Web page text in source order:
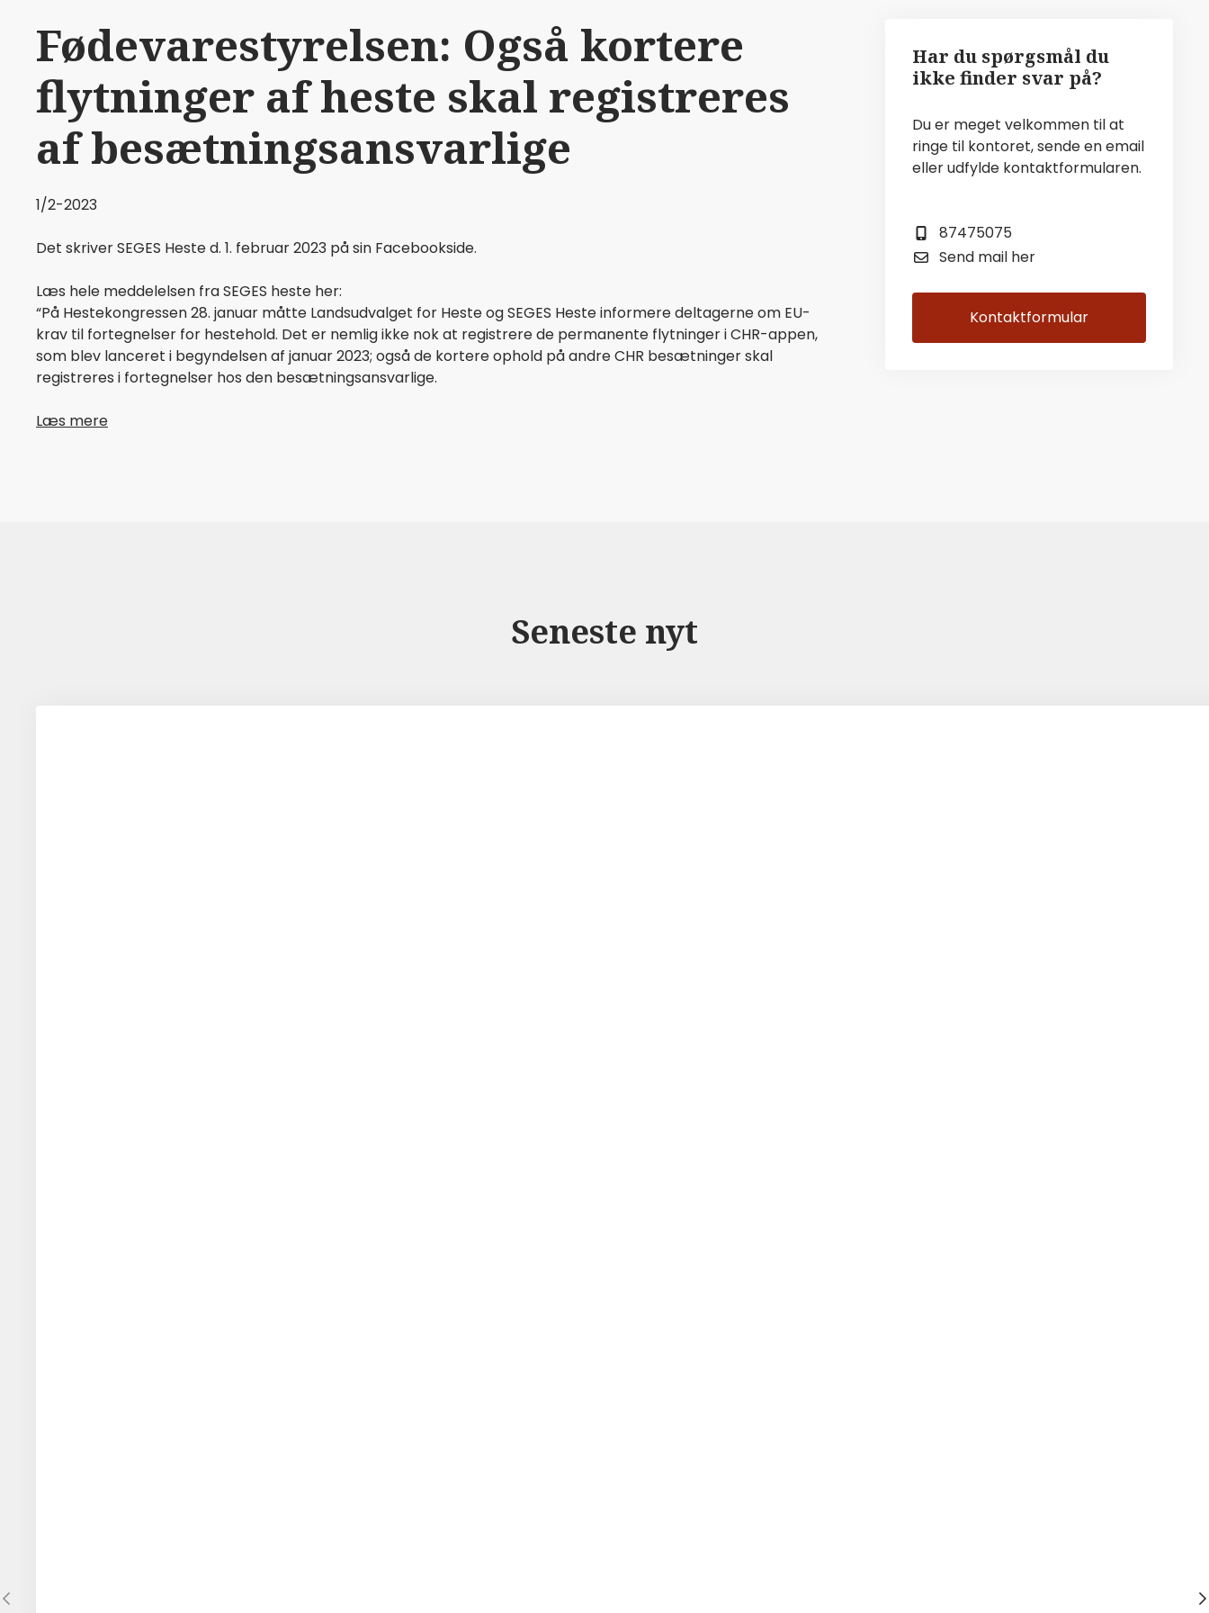
Fødevarestyrelsen: Også kortere
flytninger af heste skal registreres
af besætningsansvarlige
1/2-2023
Det skriver SEGES Heste d. 1. februar 2023 på sin Facebookside.
Læs hele meddelelsen fra SEGES heste her:
“På Hestekongressen 28. januar måtte Landsudvalget for Heste og SEGES Heste informere deltagerne om EU-
krav til fortegnelser for hestehold. Det er nemlig ikke nok at registrere de permanente flytninger i CHR-appen,
som blev lanceret i begyndelsen af januar 2023; også de kortere ophold på andre CHR besætninger skal
registreres i fortegnelser hos den besætningsansvarlige.
Læs mere
Har du spørgsmål du
ikke finder svar på?
Du er meget velkommen til at
ringe til kontoret, sende en email
eller udfylde kontaktformularen.
87475075
Send mail her
Kontaktformular
Seneste nyt